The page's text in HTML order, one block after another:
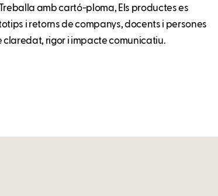
amb cartó-ploma, Els productes es
i retorns de companys, docents i persones
rigor i impacte comunicatiu.